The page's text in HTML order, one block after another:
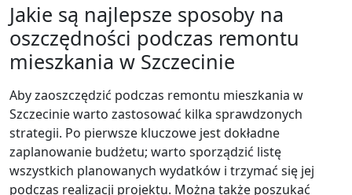
Jakie są najlepsze sposoby na
oszczędności podczas remontu
mieszkania w Szczecinie
Aby zaoszczędzić podczas remontu mieszkania w
Szczecinie warto zastosować kilka sprawdzonych
strategii. Po pierwsze kluczowe jest dokładne
zaplanowanie budżetu; warto sporządzić listę
wszystkich planowanych wydatków i trzymać się jej
podczas realizacji projektu. Można także poszukać